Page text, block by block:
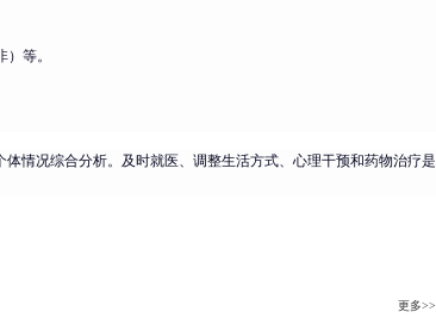
等。
情况综合分析。及时就医、调整生活方式、心理干预和药物治疗是
更多>>